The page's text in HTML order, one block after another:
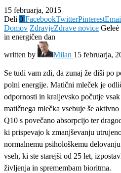
15 februarja, 2015
Deli 0 FacebookTwitterPinterest
Domov ZdravjeZdrave novice
in energičen dan
written by Milan 15 februarja,
Se tudi vam zdi, da zunaj že diši po
polni energije. Matični mleček je
odpornosti in kraljevsko počutje
matičnega mlečka vsebuje še
Q10 s povečano absorpcijo ter
ki prispevajo k zmanjševanju
normalnemu psihološkemu
vseh, ki ste starejši od 25 let,
življenja in spremembam bioritma.